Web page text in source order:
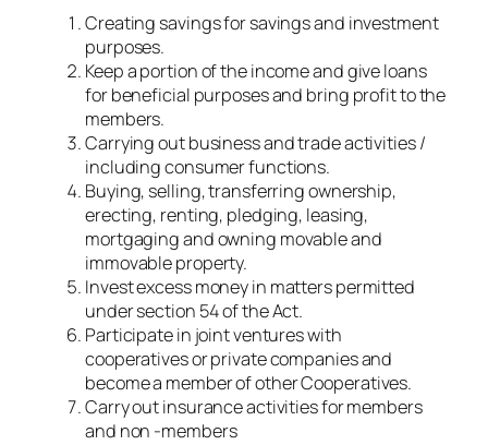
Creating savings for savings and investment
purposes.
Keep a portion of the income and give loans
for beneficial purposes and bring profit to the
members.
Carrying out business and trade activities /
including consumer functions.
Buying, selling, transferring ownership,
erecting, renting, pledging, leasing,
mortgaging and owning movable and
immovable property.
Invest excess money in matters permitted
under section 54 of the Act.
Participate in joint ventures with
cooperatives or private companies and
become a member of other Cooperatives.
Carry out insurance activities for members
and non -members